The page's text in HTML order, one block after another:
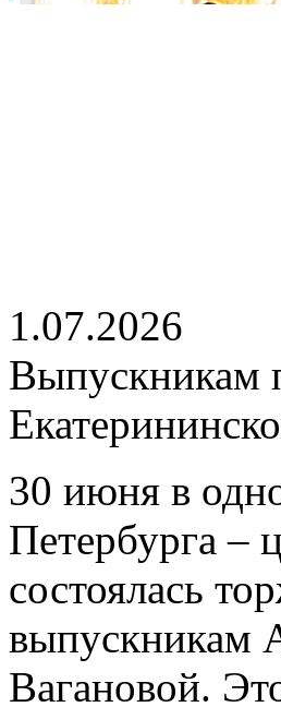
1.07.2026
Выпускникам
30 июня в
Петербурга –
состоялась
выпускникам
Вагановой.